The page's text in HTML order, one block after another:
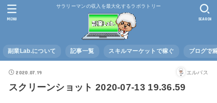
サラリーマンの収入を最大化するラボラトリー
副業Lab.について 記事一覧 スキルマーケットで稼ぐ ブログで
SEARCH
MENU
2020.07.19 エルバス
スクリーンショット 2020-07-13 19.36.59